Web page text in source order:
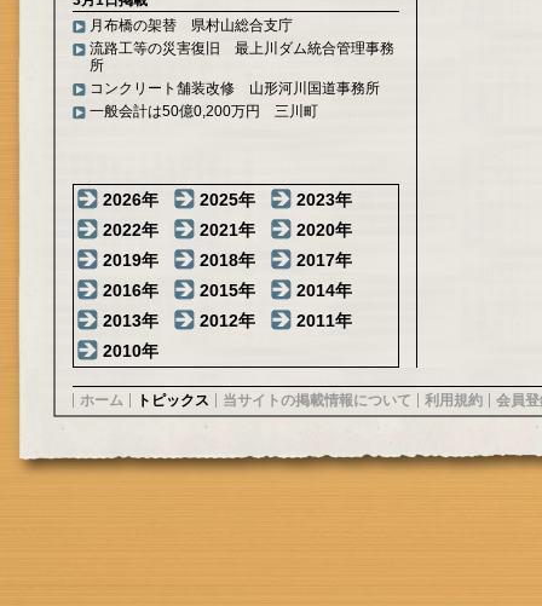
月布橋の架替 県村山総合支庁
流路工等の災害復旧 最上川ダム統合管理事務
所
コンクリート舗装改修 山形河川国道事務所
一般会計は50億0,200万円 三川町
2026年 2025年
2023年
2022年
2021年
2020年
2019年
2018年
2017年
2016年
2015年
2014年
2013年
2012年
2011年
2010年
ホーム トピックス 当サイトの掲載情報について 利用規約 会員